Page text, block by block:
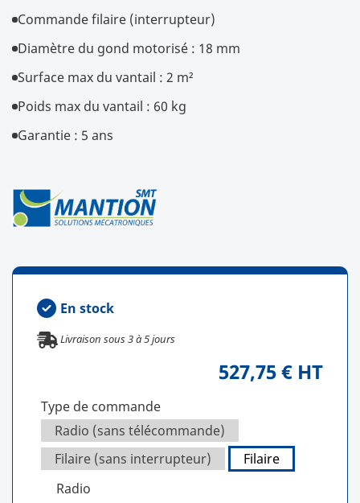
Commande filaire (interrupteur)
Diamètre du gond motorisé : 18 mm
Surface max du vantail : 2 m²
Poids max du vantail : 60 kg
Garantie : 5 ans
En stock
Livraison sous3à5jours
527,75 € HT
Type de commande
Radio (sans télécommande)
Filaire (sans interrupteur)
Filaire
Radio